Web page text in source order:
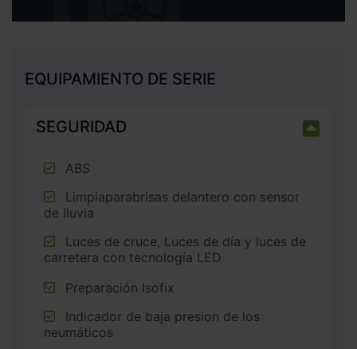
EQUIPAMIENTO DE SERIE
SEGURIDAD
ABS
de lluvia
carretera con tecnología LED
Preparación Isofix
neumáticos